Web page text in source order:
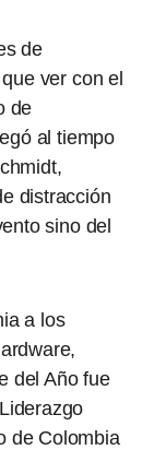
de
ver con el
de
al tiempo
distracción
sino del
a los
del Año fue
de Colombia